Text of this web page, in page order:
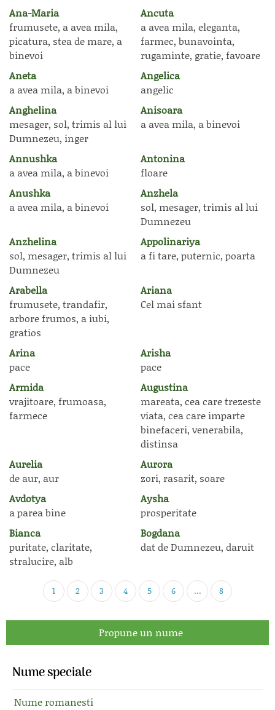
Ana-Maria
frumusete, a avea mila,
picatura, stea de mare, a
binevoi
Ancuta
a avea mila, eleganta,
farmec, bunavointa,
rugaminte, gratie, favoare
Aneta
a avea mila, a binevoi
Angelica
angelic
Anghelina
mesager, sol, trimis al lui
Dumnezeu, inger
Anisoara
a avea mila, a binevoi
Annushka
a avea mila, a binevoi
Antonina
floare
Anushka
a avea mila, a binevoi
Anzhela
sol, mesager, trimis al lui
Dumnezeu
Anzhelina
sol, mesager, trimis al lui
Dumnezeu
Appolinariya
a fi tare, puternic, poarta
Arabella
frumusete, trandafir,
arbore frumos, a iubi,
gratios
Ariana
Cel mai sfant
Arina
pace
Arisha
pace
Armida
vrajitoare, frumoasa,
farmece
Augustina
mareata, cea care trezeste
viata, cea care imparte
binefaceri, venerabila,
distinsa
Aurelia
de aur, aur
Aurora
zori, rasarit, soare
Avdotya
a parea bine
Aysha
prosperitate
Bianca
puritate, claritate,
stralucire, alb
Bogdana
dat de Dumnezeu, daruit
1 2 3 4 5 6 ... 8
Propune un nume
Nume speciale
Nume romanesti